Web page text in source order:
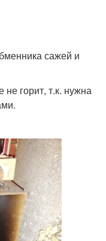
сажей и
горит, т.к. нужна